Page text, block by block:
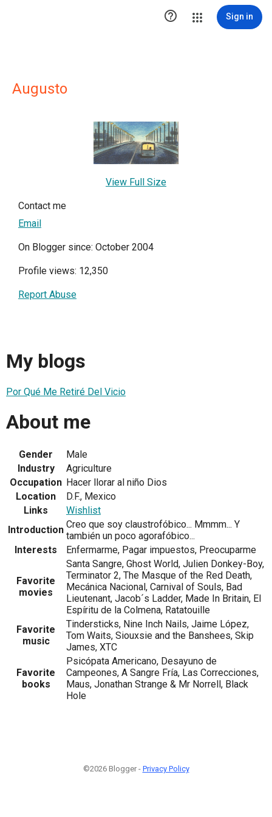
 Sign in
Augusto
View Full Size
Contact me
Email
On Blogger since: October 2004
Profile views: 12,350
Report Abuse
My blogs
Por Qué Me Retiré Del Vicio
About me
Gender
Male
Industry
Agriculture
Occupation Hacer llorar al niño Dios
Location
D.F., Mexico
Links
Wishlist
Introduction Creo que soy claustrofóbico... Mmmm... Y
también un poco agorafóbico...
Interests
Enfermarme, Pagar impuestos, Preocuparme
Favorite
movies
Santa Sangre, Ghost World, Julien Donkey-Boy,
Terminator 2, The Masque of the Red Death,
Mecánica Nacional, Carnival of Souls, Bad
Lieutenant, Jacob´s Ladder, Made In Britain, El
Espíritu de la Colmena, Ratatouille
Favorite
music
Tindersticks, Nine Inch Nails, Jaime López,
Tom Waits, Siouxsie and the Banshees, Skip
James, XTC
Favorite
books
Psicópata Americano, Desayuno de
Campeones, A Sangre Fría, Las Correcciones,
Maus, Jonathan Strange & Mr Norrell, Black
Hole
©2026 Blogger - Privacy Policy